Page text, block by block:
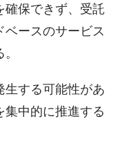
確保できず、受託
ベースのサービス
生する可能性があ
集中的に推進する